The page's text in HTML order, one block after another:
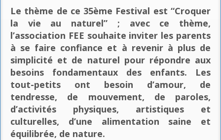
Le thème de ce 35ème Festival est “Croquer
la vie au naturel” ; avec ce thème,
l’association FEE souhaite inviter les parents
à se faire confiance et à revenir à plus de
simplicité et de naturel pour répondre aux
besoins fondamentaux des enfants. Les
tout-petits ont besoin d’amour, de
tendresse, de mouvement, de paroles,
d’activités physiques, artistiques et
culturelles, d’une alimentation saine et
équilibrée, de nature.